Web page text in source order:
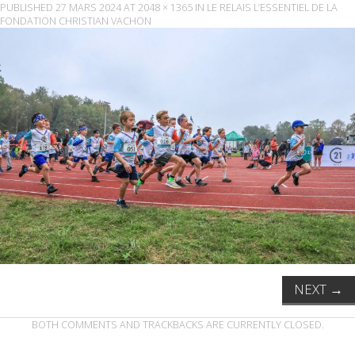
PUBLISHED 27 MARS 2024AT2048 × 1365 IN LE RELAIS L’ESSENTIEL DE LA
FONDATION CHRISTIAN VACHON
NEXT →
BOTH COMMENTS AND TRACKBACKS ARE CURRENTLY CLOSED.